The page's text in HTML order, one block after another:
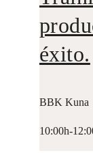
éxito.
BBK Kuna
10:00h-